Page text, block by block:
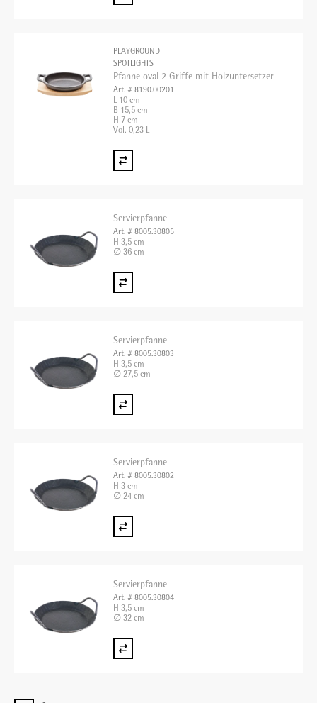
PLAYGROUND
SPOTLIGHTS
Pfanne oval 2 Griffe mit Holzuntersetzer
Art. # 8190.00201
L 10 cm
B 15,5 cm
H 7 cm
Vol. 0,23 L
Servierpfanne
Art. # 8005.30805
H 3,5 cm
∅ 36 cm
Servierpfanne
Art. # 8005.30803
H 3,5 cm
∅ 27,5 cm
Servierpfanne
Art. # 8005.30802
H 3 cm
∅ 24 cm
Servierpfanne
Art. # 8005.30804
H 3,5 cm
∅ 32 cm